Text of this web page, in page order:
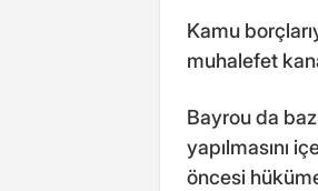
Kamu
muhalefet
Bayrou da
yapılmasını
öncesi